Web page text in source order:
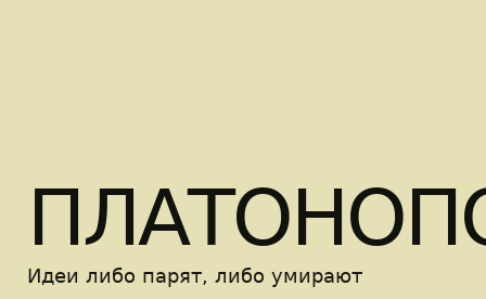
Идеи либо парят, либо умирают